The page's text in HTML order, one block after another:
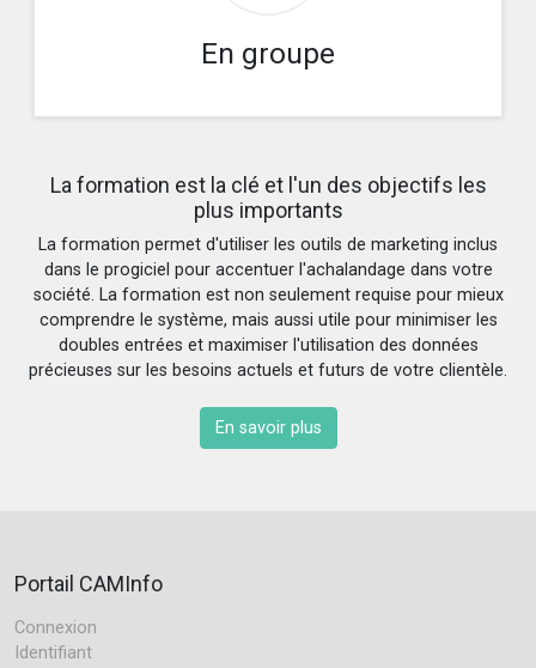
En groupe
La formation est la clé et l'un des objectifs les
plus importants
La formation permet d'utiliser les outils de marketing inclus
dans le progiciel pour accentuer l'achalandage dans votre
société. La formation est non seulement requise pour mieux
comprendre le système, mais aussi utile pour minimiser les
doubles entrées et maximiser l'utilisation des données
précieuses sur les besoins actuels et futurs de votre clientèle.
En savoir plus
Portail CAMInfo
Connexion
Identifiant